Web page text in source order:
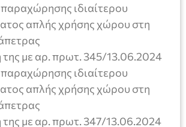
ιδιαίτερου
απλής χρήσης χώρου στη
της με αρ. πρωτ. 345/13.06.2024
ιδιαίτερου
απλής χρήσης χώρου στη
της με αρ. πρωτ. 347/13.06.2024